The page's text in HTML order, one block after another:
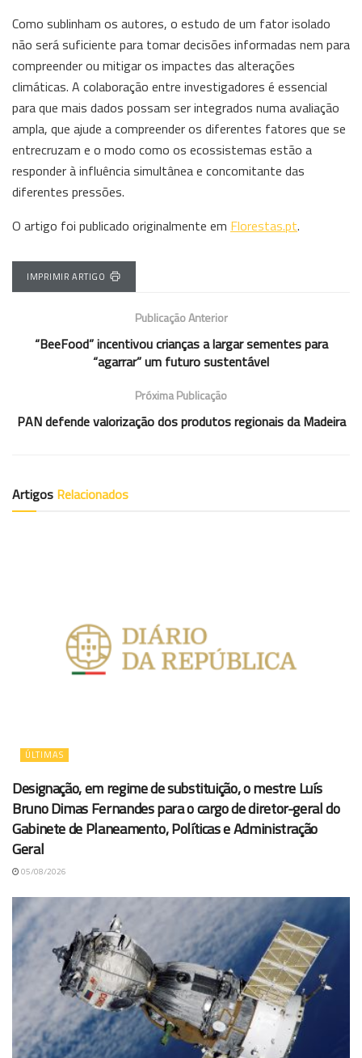
Como sublinham os autores, o estudo de um fator isolado
não será suficiente para tomar decisões informadas nem para
compreender ou mitigar os impactes das alterações
climáticas. A colaboração entre investigadores é essencial
para que mais dados possam ser integrados numa avaliação
ampla, que ajude a compreender os diferentes fatores que se
entrecruzam e o modo como os ecossistemas estão a
responder à influência simultânea e concomitante das
diferentes pressões.
O artigo foi publicado originalmente em Florestas.pt.
IMPRIMIR ARTIGO
Publicação Anterior
“BeeFood” incentivou crianças a largar sementes para
“agarrar” um futuro sustentável
Próxima Publicação
PAN defende valorização dos produtos regionais da Madeira
Artigos Relacionados
ÚLTIMAS
Designação, em regime de substituição, o mestre Luís
Bruno Dimas Fernandes para o cargo de diretor-geral do
Gabinete de Planeamento, Políticas e Administração
Geral
05/08/2026